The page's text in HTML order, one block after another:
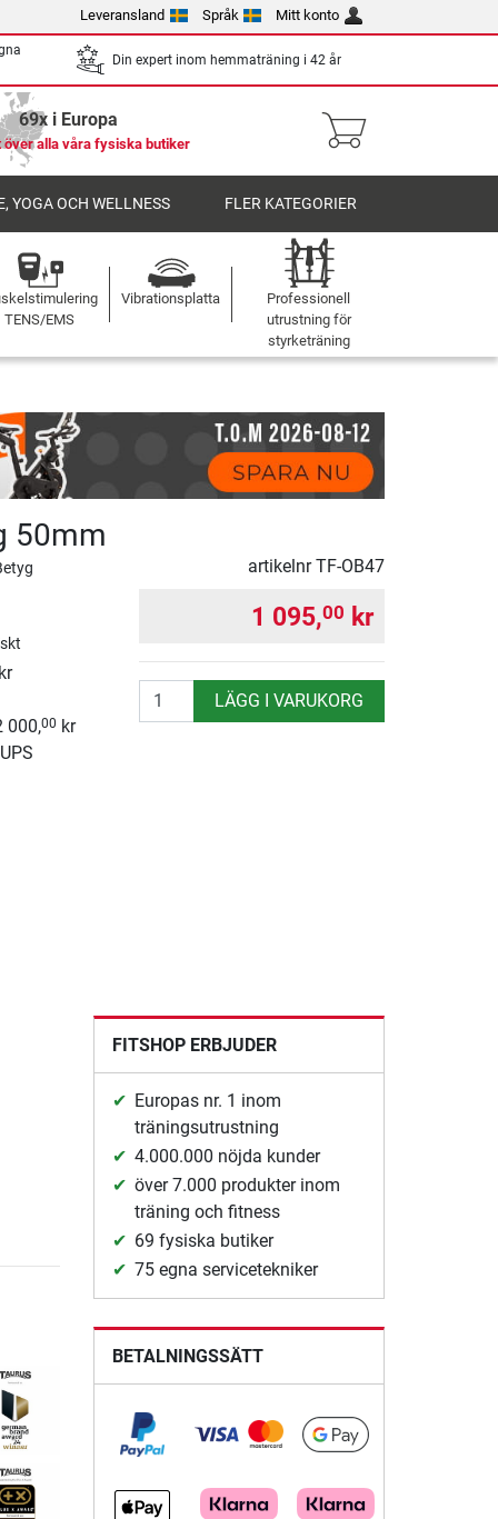
Leveransland Språk Mitt konto
Din expert inom hemmaträning i 42 år
69x i Europa
över alla våra fysiska butiker
YOGA OCH WELLNESS FLER KATEGORIER
TENS/EMS
Vibrationsplatta
Professionell
utrustning för
styrketräning
50mm
artikelnrTF-OB47
kr
000,00 kr
1 095,00 kr
antal LÄGG I VARUKORG
FITSHOP ERBJUDER
Europas nr. 1 inom
träningsutrustning
4.000.000 nöjda kunder
över 7.000 produkter inom
träning och fitness
69 fysiska butiker
75 egna servicetekniker
BETALNINGSSÄTT